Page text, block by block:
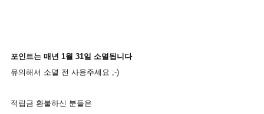
포인트는 매년 1월 31일 소멸됩니다
유의해서 소멸 전 사용주세요 ;-)
적립금 환불하신 분들은